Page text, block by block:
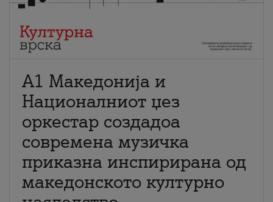
А1 Македонија и
Националниот џез
оркестар создадоа
современа музичка
приказна инспирирана од
македонското културно